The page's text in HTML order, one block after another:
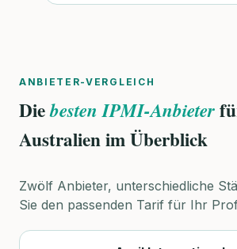
ANBIETER-VERGLEICH
Diebesten IPMI-Anbieter
Australien im Überblick
Zwölf Anbieter, unterschiedliche
Sie den passenden Tarif für Ihr